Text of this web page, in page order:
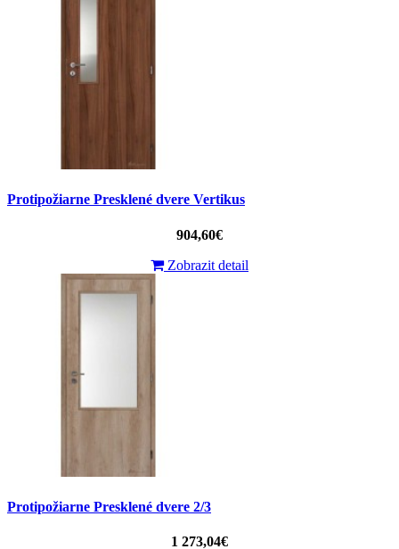
Protipožiarne Presklené dvere Vertikus
904,60€
Zobrazit detail
Protipožiarne Presklené dvere 2/3
1 273,04€